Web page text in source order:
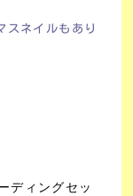
スネイルもあり
ディングセッ